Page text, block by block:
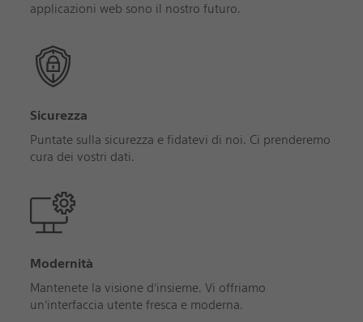
applicazioni web sono il nostro futuro.
Sicurezza
Puntate sulla sicurezza e fidatevi di noi. Ci prenderemo
cura dei vostri dati.
Modernità
Mantenete la visione d’insieme. Vi offriamo
un’interfaccia utente fresca e moderna.